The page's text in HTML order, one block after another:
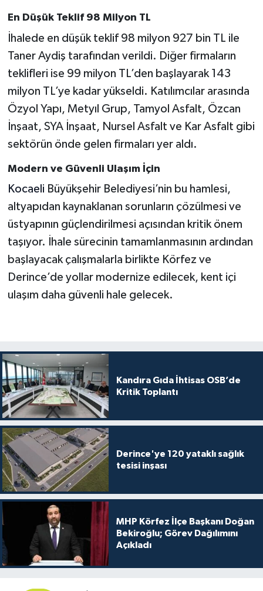
En Düşük Teklif 98 Milyon TL
İhalede en düşük teklif 98 milyon 927 bin TL ile
Taner Aydiş tarafından verildi. Diğer firmaların
teklifleri ise 99 milyon TL’den başlayarak 143
milyon TL’ye kadar yükseldi. Katılımcılar arasında
Özyol Yapı, Metyıl Grup, Tamyol Asfalt, Özcan
İnşaat, SYA İnşaat, Nursel Asfalt ve Kar Asfalt gibi
sektörün önde gelen firmaları yer aldı.
Modern ve Güvenli Ulaşım İçin
Kocaeli Büyükşehir Belediyesi’nin bu hamlesi,
altyapıdan kaynaklanan sorunların çözülmesi ve
üstyapının güçlendirilmesi açısından kritik önem
taşıyor. İhale sürecinin tamamlanmasının ardından
başlayacak çalışmalarla birlikte Körfez ve
Derince’de yollar modernize edilecek, kent içi
ulaşım daha güvenli hale gelecek.
Kandıra Gıda İhtisas OSB’de
Kritik Toplantı
Derince'ye 120 yataklı sağlık
tesisi inşası
MHP Körfez İlçe Başkanı Doğan
Bekiroğlu; Görev Dağılımını
Açıkladı